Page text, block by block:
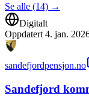
Se alle (14) →
Digitalt
Oppdatert 4. jan.
sandefjordpensjon.no
Sandefjord